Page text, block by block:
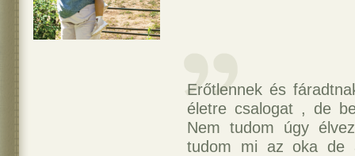
Erőtlennek és
életre csalogat , de
Nem tudom úgy
tudom mi az oka de